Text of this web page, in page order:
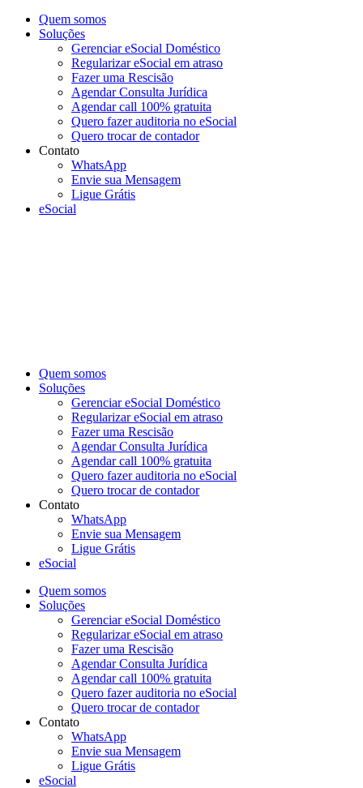
Quem somos
Soluções
Gerenciar eSocial Doméstico
Regularizar eSocial em atraso
Fazer uma Rescisão
Agendar Consulta Jurídica
Agendar call 100% gratuita
Quero fazer auditoria no eSocial
Quero trocar de contador
Contato
WhatsApp
Envie sua Mensagem
Ligue Grátis
eSocial
Quem somos
Soluções
Gerenciar eSocial Doméstico
Regularizar eSocial em atraso
Fazer uma Rescisão
Agendar Consulta Jurídica
Agendar call 100% gratuita
Quero fazer auditoria no eSocial
Quero trocar de contador
Contato
WhatsApp
Envie sua Mensagem
Ligue Grátis
eSocial
Quem somos
Soluções
Gerenciar eSocial Doméstico
Regularizar eSocial em atraso
Fazer uma Rescisão
Agendar Consulta Jurídica
Agendar call 100% gratuita
Quero fazer auditoria no eSocial
Quero trocar de contador
Contato
WhatsApp
Envie sua Mensagem
Ligue Grátis
eSocial